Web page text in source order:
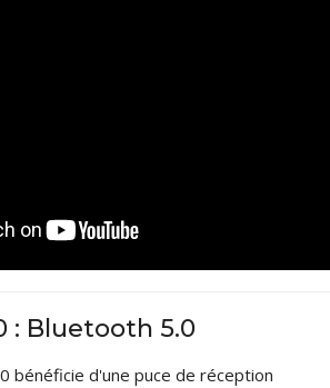
: Bluetooth 5.0
bénéficie d'une puce de réception